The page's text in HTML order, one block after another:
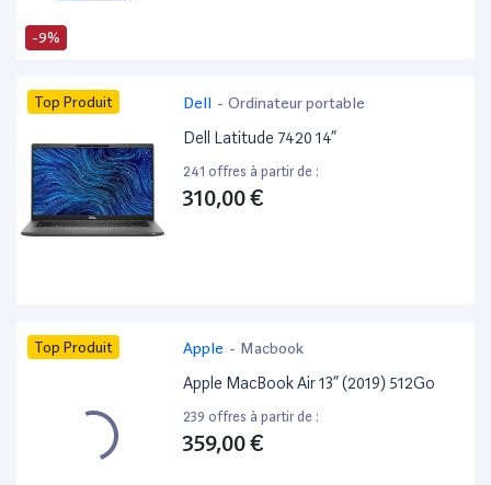
-9%
Top Produit Dell - Ordinateur portable
Dell Latitude 7420 14”
241 offres à partir de :
310,00 €
Top Produit Apple - Macbook
Apple MacBook Air 13” (2019) 512Go
239 offres à partir de :
359,00 €